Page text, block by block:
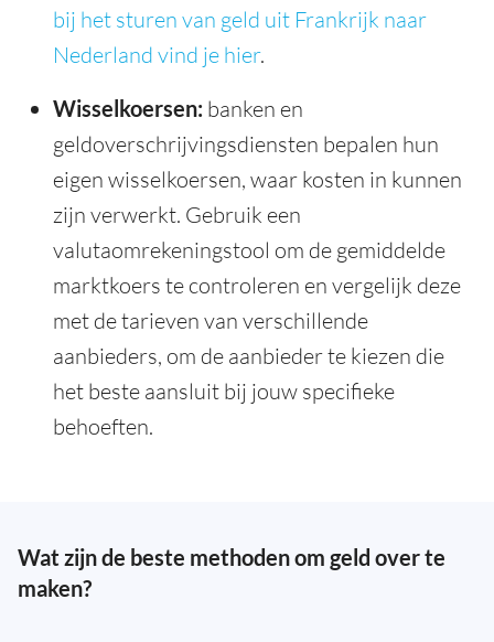
bij het sturen van geld uit Frankrijk naar
Nederland vind je hier.
Wisselkoersen: banken en
geldoverschrijvingsdiensten bepalen hun
eigen wisselkoersen, waar kosten in kunnen
zijn verwerkt. Gebruik een
valutaomrekeningstool om de gemiddelde
marktkoers te controleren en vergelijk deze
met de tarieven van verschillende
aanbieders, om de aanbieder te kiezen die
het beste aansluit bij jouw specifieke
behoeften.
Wat zijn de beste methoden om geld over te
maken?